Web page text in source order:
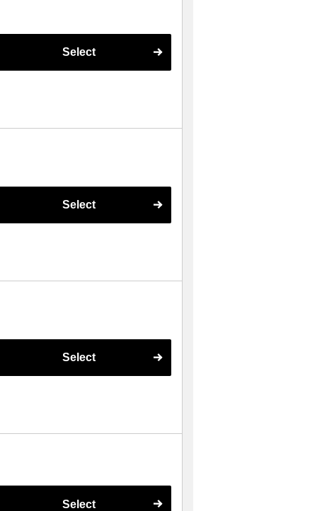
Select
Select
Select
Select